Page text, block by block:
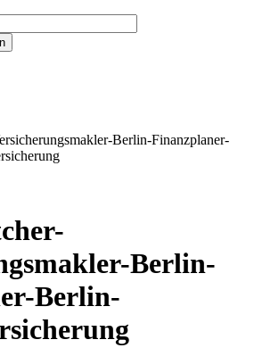
Berlin-Finanzplaner-
Berlin-
Berlin-